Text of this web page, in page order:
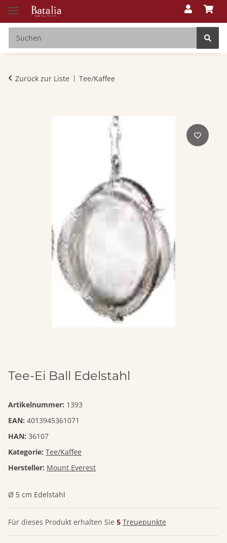
Zurück zur Liste Tee/Kaffee
Tee-Ei Ball Edelstahl
Artikelnummer: 1393
EAN: 4013945361071
HAN: 36107
Kategorie: Tee/Kaffee
Hersteller: Mount Everest
Ø 5 cm Edelstahl
Für dieses Produkt erhalten Sie 5 Treuepunkte